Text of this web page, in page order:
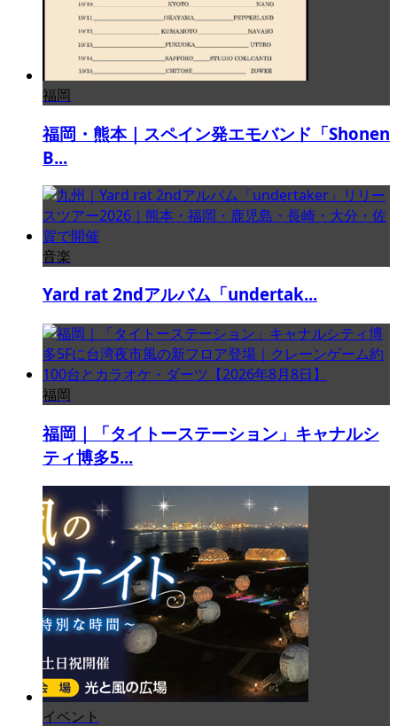
福岡
福岡・熊本｜スペイン発エモバンド「Shonen
B...
音楽
Yard rat 2ndアルバム「undertak...
福岡
福岡｜「タイトーステーション」キャナルシ
ティ博多5...
イベント